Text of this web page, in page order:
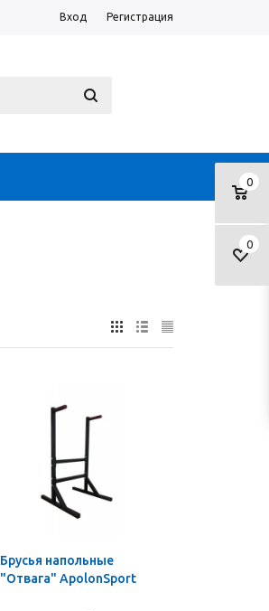
Вход Регистрация
0
0
Брусья напольные
"Отвага" ApolonSport